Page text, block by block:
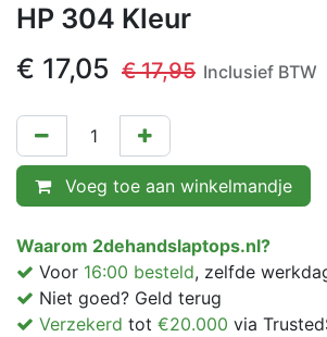
HP 304 Kleur
€ 17,05 €17,95 Inclusief BTW
Voeg toe aan winkelmandje
Waarom 2dehandslaptops.nl?
Voor 16:00 besteld, zelfde
Niet goed? Geld terug
Verzekerd tot €20.000 via